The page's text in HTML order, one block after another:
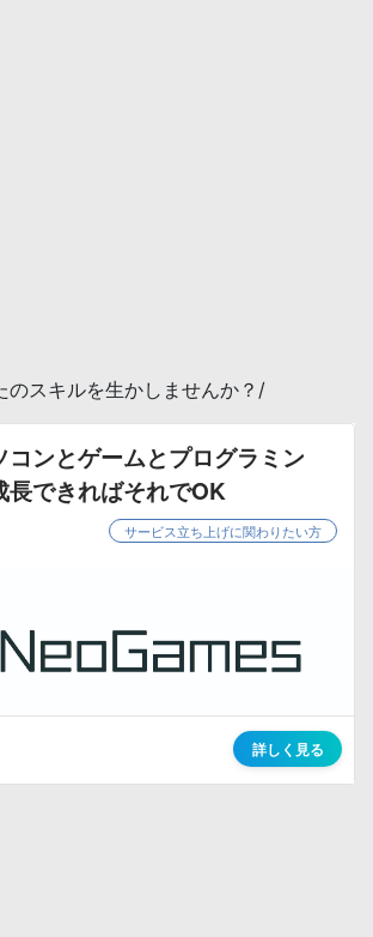
のスキルを生かしませんか？/